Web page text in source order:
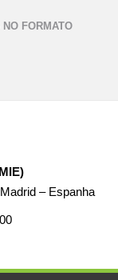
NO FORMATO
– Espanha